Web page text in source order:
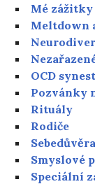
Mé zážitky
Meltdown
OCD
Pozvánky
Rituály
Rodiče
Sebedůvěra
Smyslové
Speciální